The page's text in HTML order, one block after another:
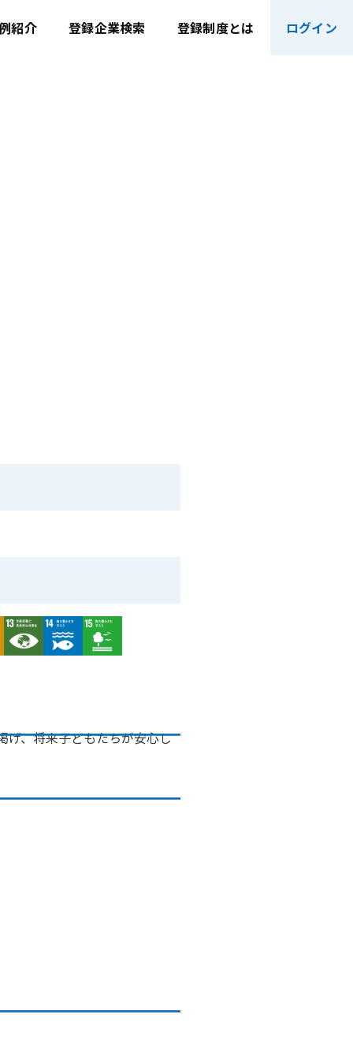
紹介 登録企業検索 登録制度とは ログイン
Image Image Image
げ、将来子どもたちが安心し